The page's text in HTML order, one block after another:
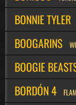
BONNIE TYLER
BOOGARINS
BOOGIE
BORDÓN 4